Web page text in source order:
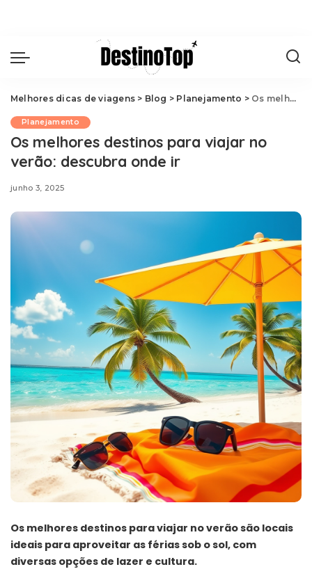
Melhores dicas de viagens > Blog > Planejamento > Os melhores destinos para viajar no verão: descubra onde ir
Planejamento
Os melhores destinos para viajar no
verão: descubra onde ir
junho 3, 2025
Os melhores destinos para viajar no verão são locais
ideais para aproveitar as férias sob o sol, com
diversas opções de lazer e cultura.